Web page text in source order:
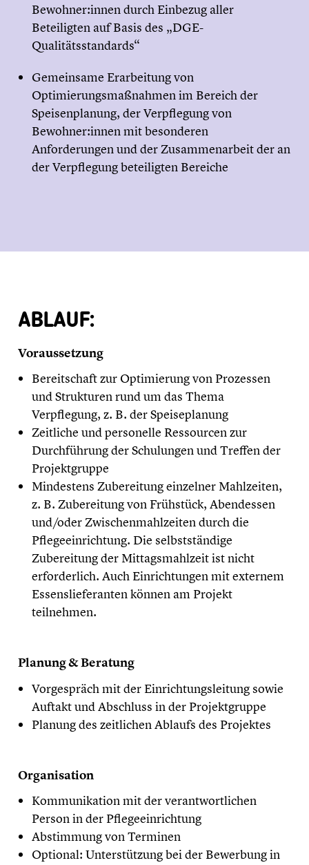
Bewohner:innen durch Einbezug aller
Beteiligten auf Basis des „DGE-
Qualitätsstandards“
Gemeinsame Erarbeitung von
Optimierungsmaßnahmen im Bereich der
Speisenplanung, der Verpflegung von
Bewohner:innen mit besonderen
Anforderungen und der Zusammenarbeit der an
der Verpflegung beteiligten Bereiche
ABLAUF:
Voraussetzung
Bereitschaft zur Optimierung von Prozessen
und Strukturen rund um das Thema
Verpflegung, z. B. der Speiseplanung
Zeitliche und personelle Ressourcen zur
Durchführung der Schulungen und Treffen der
Projektgruppe
Mindestens Zubereitung einzelner Mahlzeiten,
z. B. Zubereitung von Frühstück, Abendessen
und/oder Zwischenmahlzeiten durch die
Pflegeeinrichtung. Die selbstständige
Zubereitung der Mittagsmahlzeit ist nicht
erforderlich. Auch Einrichtungen mit externem
Essenslieferanten können am Projekt
teilnehmen.
Planung & Beratung
Vorgespräch mit der Einrichtungsleitung sowie
Auftakt und Abschluss in der Projektgruppe
Planung des zeitlichen Ablaufs des Projektes
Organisation
Kommunikation mit der verantwortlichen
Person in der Pflegeeinrichtung
Abstimmung von Terminen
Optional: Unterstützung bei der Bewerbung in